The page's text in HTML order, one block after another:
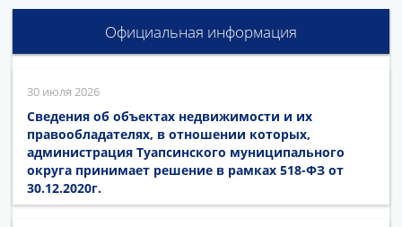
Официальная информация
30 июля 2026
Сведения об объектах недвижимости и их
правообладателях, в отношении которых,
администрация Туапсинского муниципального
округа принимает решение в рамках 518-ФЗ от
30.12.2020г.